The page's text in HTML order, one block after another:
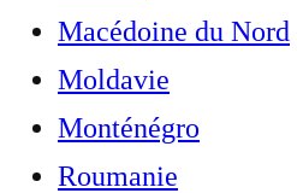
Macédoine du Nord
Moldavie
Monténégro
Roumanie